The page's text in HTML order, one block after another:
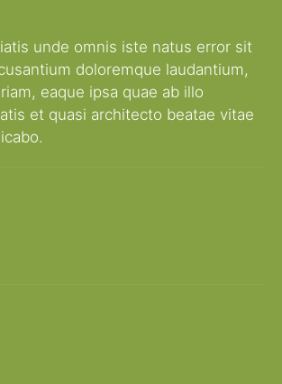
unde omnis iste natus error sit
doloremque laudantium,
eaque ipsa quae ab illo
et quasi architecto beatae vitae